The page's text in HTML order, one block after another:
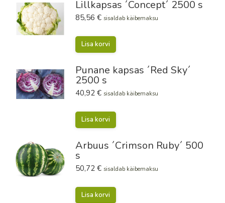
Lillkapsas ´Concept´ 2500 s
85,56 € sisaldab käibemaksu
Lisa korvi
Punane kapsas ´Red Sky´
2500 s
40,92 € sisaldab käibemaksu
Lisa korvi
Arbuus ´Crimson Ruby´ 500
s
50,72 € sisaldab käibemaksu
Lisa korvi